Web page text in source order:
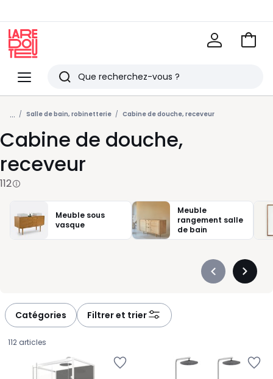
Menu
Redoute
Rechercher
Derniers
articles
vus
Voir
... Salle de bain, robinetterie Cabine de douche, receveur
Cabine de douche,
receveur
112
Meuble sous
vasque
Meuble
rangement salle
de bain
Précédent
Catégories Filtrer et trier
112 articles